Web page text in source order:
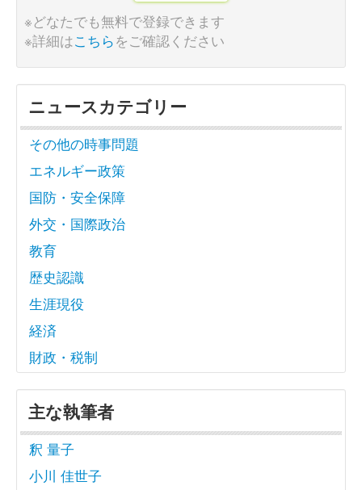
※どなたでも無料で登録できます
※詳細はこちらをご確認ください
ニュースカテゴリー
その他の時事問題
エネルギー政策
国防・安全保障
外交・国際政治
教育
歴史認識
生涯現役
経済
財政・税制
主な執筆者
釈 量子
小川 佳世子